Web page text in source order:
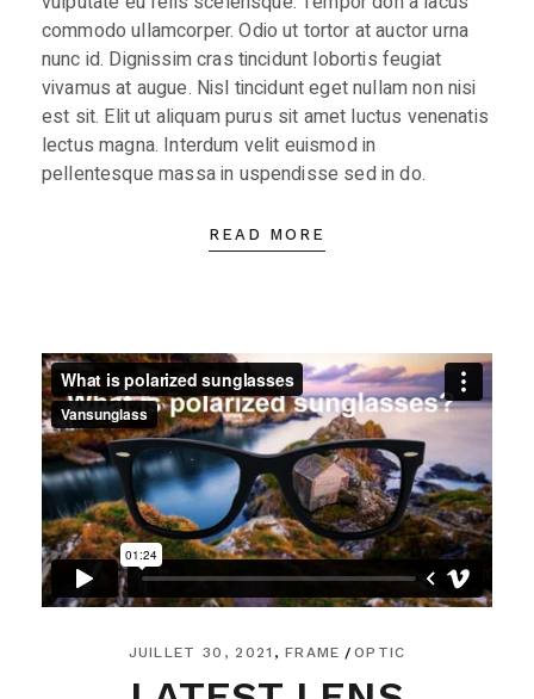
commodo ullamcorper. Odio ut tortor at auctor urna
nunc id. Dignissim cras tincidunt lobortis feugiat
vivamus at augue. Nisl tincidunt eget nullam non nisi
est sit. Elit ut aliquam purus sit amet luctus venenatis
lectus magna. Interdum velit euismod in
pellentesque massa in uspendisse sed in do.
READ MORE
JUILLET 30, 2021 FRAME OPTIC